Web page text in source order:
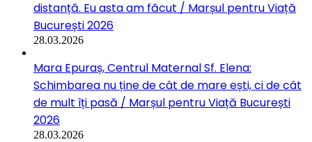
distanță. Eu asta am făcut / Marșul pentru Viață
București 2026
28.03.2026
Mara Epuraș, Centrul Maternal Sf. Elena:
Schimbarea nu ține de cât de mare ești, ci de cât
de mult îți pasă / Marșul pentru Viață București
2026
28.03.2026